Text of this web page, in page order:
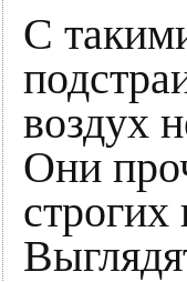
С
воздух
Они